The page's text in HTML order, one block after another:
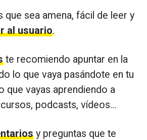
que sea amena, fácil de leer y
al usuario.
te recomiendo apuntar en la
lo que vaya pasándote en tu
que vayas aprendiendo a
podcasts, vídeos…
y preguntas que te